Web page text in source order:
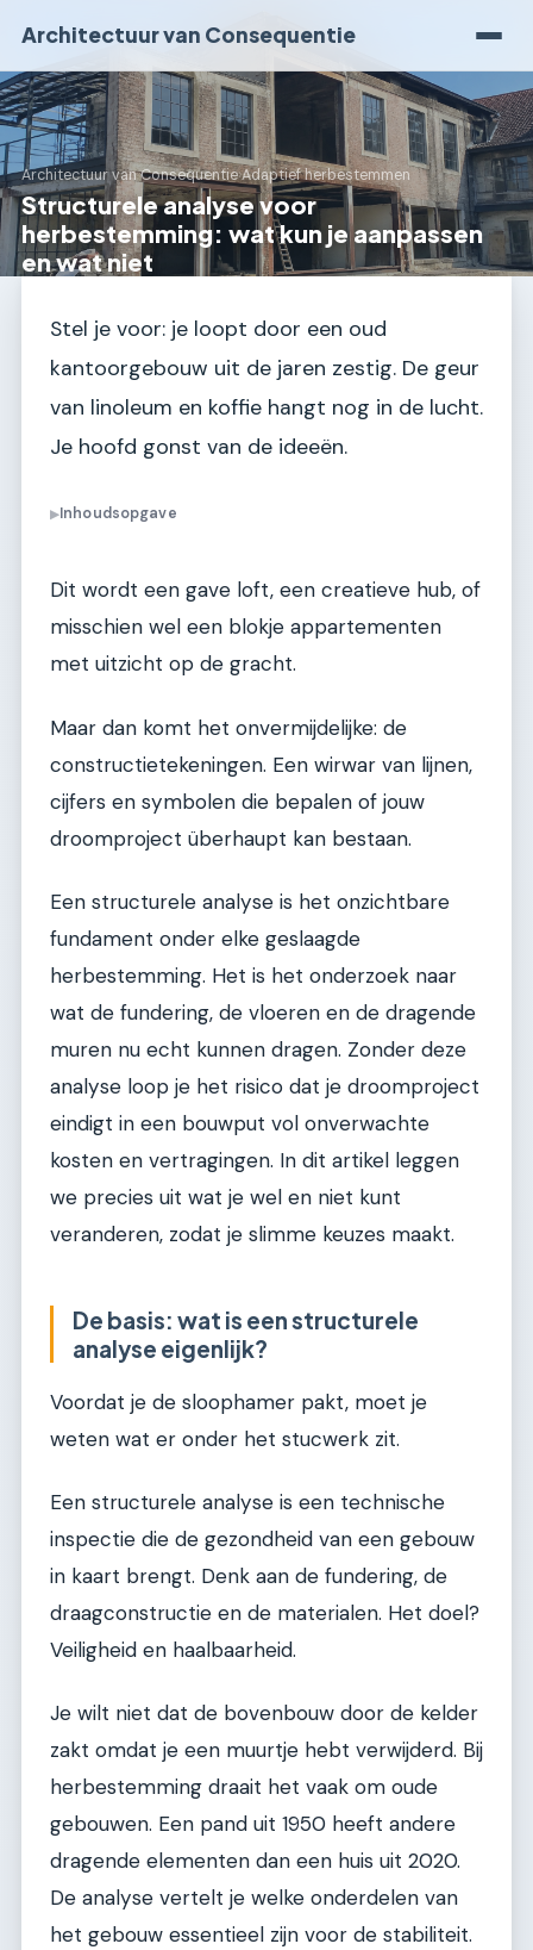
Architectuur van Consequentie
Architectuur van Consequentie›Adaptief herbestemmen
Structurele analyse voor
herbestemming: wat kun je aanpassen
en wat niet
Stel je voor: je loopt door een oud
kantoorgebouw uit de jaren zestig. De geur
van linoleum en koffie hangt nog in de lucht.
Je hoofd gonst van de ideeën.
▶Inhoudsopgave
Dit wordt een gave loft, een creatieve hub, of
misschien wel een blokje appartementen
met uitzicht op de gracht.
Maar dan komt het onvermijdelijke: de
constructietekeningen. Een wirwar van lijnen,
cijfers en symbolen die bepalen of jouw
droomproject überhaupt kan bestaan.
Een structurele analyse is het onzichtbare
fundament onder elke geslaagde
herbestemming. Het is het onderzoek naar
wat de fundering, de vloeren en de dragende
muren nu echt kunnen dragen. Zonder deze
analyse loop je het risico dat je droomproject
eindigt in een bouwput vol onverwachte
kosten en vertragingen. In dit artikel leggen
we precies uit wat je wel en niet kunt
veranderen, zodat je slimme keuzes maakt.
De basis: wat is een structurele
analyse eigenlijk?
Voordat je de sloophamer pakt, moet je
weten wat er onder het stucwerk zit.
Een structurele analyse is een technische
inspectie die de gezondheid van een gebouw
in kaart brengt. Denk aan de fundering, de
draagconstructie en de materialen. Het doel?
Veiligheid en haalbaarheid.
Je wilt niet dat de bovenbouw door de kelder
zakt omdat je een muurtje hebt verwijderd. Bij
herbestemming draait het vaak om oude
gebouwen. Een pand uit 1950 heeft andere
dragende elementen dan een huis uit 2020.
De analyse vertelt je welke onderdelen van
het gebouw essentieel zijn voor de stabiliteit.